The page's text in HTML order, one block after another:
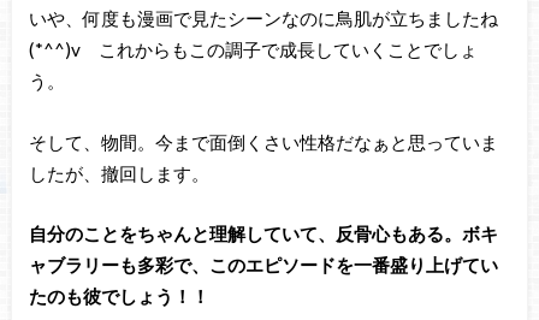
いや、何度も漫画で見たシーンなのに鳥肌が立ちましたね
(*^^)v これからもこの調子で成長していくことでしょ
う。
そして、物間。今まで面倒くさい性格だなぁと思っていま
したが、撤回します。
自分のことをちゃんと理解していて、反骨心もある。ボキ
ャブラリーも多彩で、このエピソードを一番盛り上げてい
たのも彼でしょう！！